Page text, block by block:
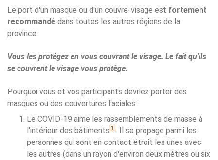
Le port d'un masque ou d'un couvre-visage est fortement
recommandé dans toutes les autres régions de la
province.
Vous les protégez en vous couvrant le visage. Le fait qu'ils
se couvrent le visage vous protège.
Pourquoi vous et vos participants devriez porter des
masques ou des couvertures faciales :
Le COVID-19 aime les rassemblements de masse à
l'intérieur des bâtiments [1] . Il se propage parmi les
personnes qui sont en contact étroit les unes avec
les autres (dans un rayon d'environ deux mètres ou six